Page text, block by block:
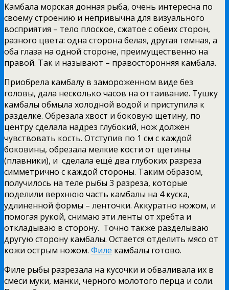
Камбала морская донная рыба, очень интересна по
своему строению и непривычна для визуального
восприятия – тело плоское, сжатое с обеих сторон,
разного цвета: одна сторона белая, другая темная, а
оба глаза на одной стороне, преимущественно на
правой. Так и называют – правосторонняя камбала.
Приобрела камбалу в замороженном виде без
головы, дала несколько часов на оттаивание. Тушку
камбалы обмыла холодной водой и приступила к
разделке. Обрезала хвост и боковую щетину, по
центру сделала надрез глубокий, нож должен
чувствовать кость. Отступив по 1 см с каждой
боковины, обрезала мелкие кости от щетины
(плавники), и сделала ещё два глубоких разреза
симметрично с каждой стороны. Таким образом,
получилось на теле рыбы 3 разреза, которые
поделили верхнюю часть камбалы на 4 куска,
удлиненной формы – ленточки. Аккуратно ножом, и
помогая рукой, снимаю эти ленты от хребта и
откладываю в сторону. Точно также разделываю
другую сторону камбалы. Остается отделить мясо от
кожи острым ножом. Филе камбалы готово.
Филе рыбы разрезала на кусочки и обваливала их в
смеси муки, манки, черного молотого перца и соли.